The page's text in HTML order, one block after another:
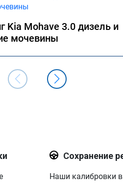
Kia Mohave 3.0 дизель и
мочевины
Сохранение
Наши калибровки